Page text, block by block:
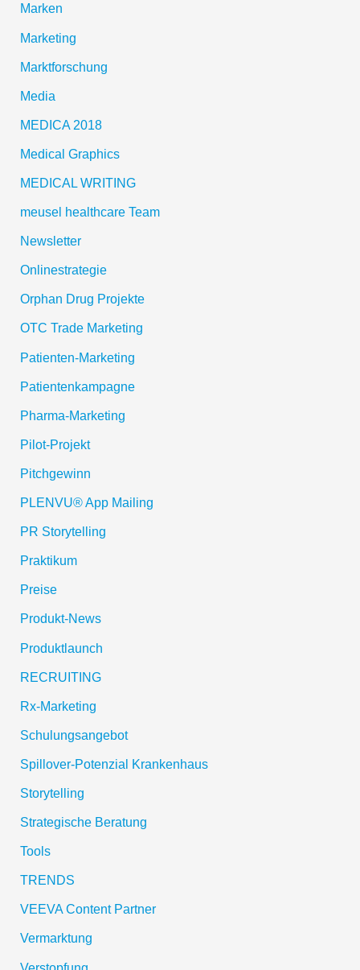
Marken
Marketing
Marktforschung
Media
MEDICA 2018
Medical Graphics
MEDICAL WRITING
meusel healthcare Team
Newsletter
Onlinestrategie
Orphan Drug Projekte
OTC Trade Marketing
Patienten-Marketing
Patientenkampagne
Pharma-Marketing
Pilot-Projekt
Pitchgewinn
PLENVU® App Mailing
PR Storytelling
Praktikum
Preise
Produkt-News
Produktlaunch
RECRUITING
Rx-Marketing
Schulungsangebot
Spillover-Potenzial Krankenhaus
Storytelling
Strategische Beratung
Tools
TRENDS
VEEVA Content Partner
Vermarktung